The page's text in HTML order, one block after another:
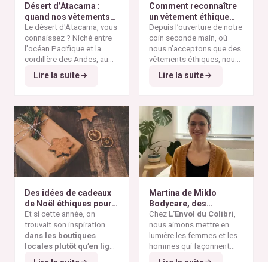
Désert d’Atacama :
quand nos vêtements
finissent à l’autre bout
du monde
Le désert d'Atacama, vous
connaissez ? Niché entre
l'océan Pacifique et la
cordillère des Andes, au
nord du Chili, il est
considéré comme l'un des
minéraux et ses vastes
étendues désertiques en
font un lieu unique au
monde.
Alors pourquoi parler du
désert d'Atacama sur un
depuis plusieurs
décennies, cette région
est devenue l'un des
symboles les plus
frappants de la
pollution
textile mondiale
. On y
découvre aujourd'hui des
montagnes de vêtements
abandonnés, témoins
visibles de la
surproduction textile
des dérives de la
fashion
Lire la suite
Comment reconnaître
un vêtement éthique
selon nos critères ?
Depuis l’ouverture de notre
coin seconde main, où
nous n’acceptons que des
vêtements éthiques, nous
avons remarqué qu’il n’est
pas toujours simple pour
qui répondent à nos
critères de sélection. Entre
les conseils qui circulent
sur les réseaux sociaux et
le greenwashing de
certaines marques, difficile
de s’y retrouver. Voici nos
repères simples et fiables
pour reconnaître un
vêtement réellement
éthique.
Lire la suite
Des idées de cadeaux
de Noël éthiques pour
tous les budgets
Et si cette année, on
trouvait son inspiration
dans les boutiques
locales plutôt qu’en ligne
Et si cette année, Noël
Martina de Miklo
Bodycare, des
déodorants naturels et
zéro déchet A la
rencontre des Colibris
~ 6
Chez L’Envol du Colibri,
nous aimons mettre en
lumière les femmes et les
hommes qui façonnent
une consommation plus